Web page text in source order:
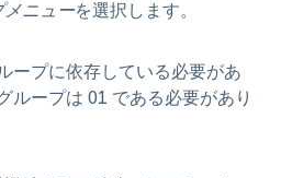
メニューを選択します。
ープに依存している必要があ
ループは 01 である必要があり